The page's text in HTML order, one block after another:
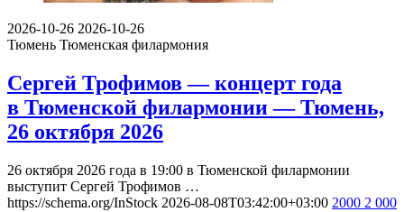
2026-10-26 2026-10-26
Тюмень Тюменская филармония
Сергей Трофимов — концерт года
в Тюменской филармонии — Тюмень,
26 октября 2026
26 октября 2026 года в 19:00 в Тюменской филармонии
выступит Сергей Трофимов …
https://schema.org/InStock 2026-08-08T03:42:00+03:00 2000 2 000